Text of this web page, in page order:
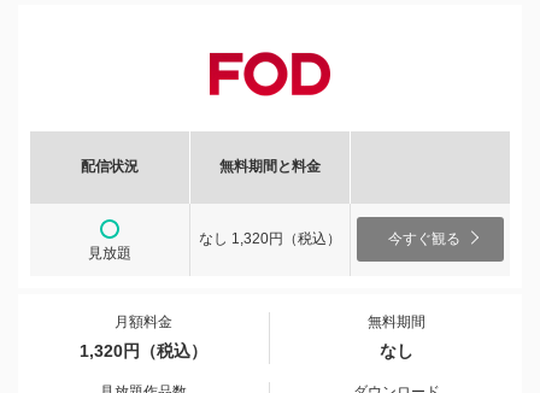
配信状況 無料期間と料金
見放題
なし 1,320円（税込） 今すぐ観る
月額料金
1,320円（税込）
無料期間
なし